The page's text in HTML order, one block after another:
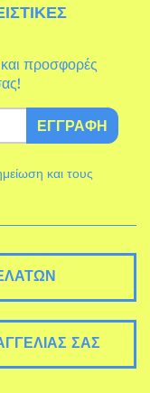
προσφορές
ΕΓΓΡΑΦΉ
και τους
ΣΑΣ